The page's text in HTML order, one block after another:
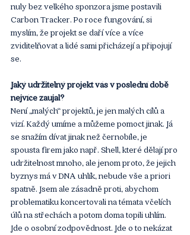
nuly bez velkého sponzora jsme postavili
Carbon Tracker. Po roce fungování, si
myslím, že projekt se daří více a více
zviditelňovat a lidé sami přicházejí a připojují
se.
Jaký udržitelný projekt vás v poslední době
nejvíce zaujal?
Není „malých“ projektů, je jen malých cílů a
vizí. Každý umíme a můžeme pomoct jinak. Já
se snažím dívat jinak než černobíle, je
spousta firem jako např. Shell, které dělají pro
udržitelnost mnoho, ale jenom proto, že jejich
byznys má v DNA uhlík, nebude vše a priori
spatně. Jsem ale zásadně proti, abychom
problematiku koncertovali na témata včelích
úlů na střechách a potom doma topili uhlím.
Jde o osobní zodpovědnost. Jde o to nekázat